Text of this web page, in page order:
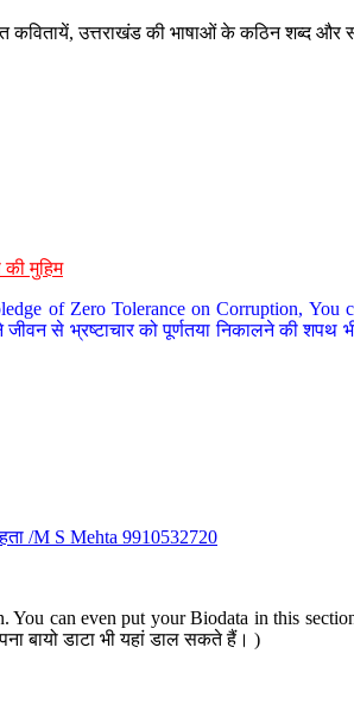
उत्तराखंड की भाषाओं के कठिन शब्द और
मुहिम
of Zero Tolerance on Corruption, You
से भ्रष्टाचार को पूर्णतया निकालने की शपथ
/M S Mehta 9910532720
can even put your Biodata in this
बायो डाटा भी यहां डाल सकते हैं। )